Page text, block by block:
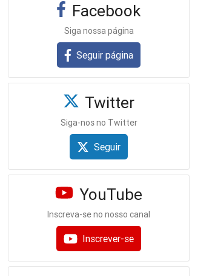
Facebook
Siga nossa página
Seguir página
Twitter
Siga-nos no Twitter
Seguir
YouTube
Inscreva-se no nosso canal
Inscrever-se